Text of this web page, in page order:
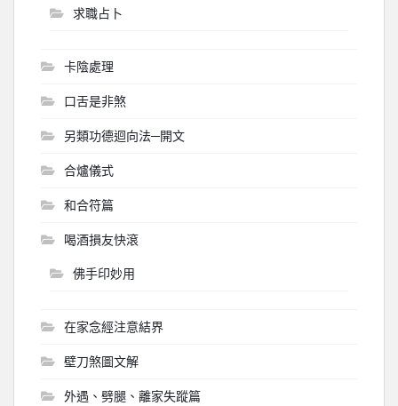
求職占卜
卡陰處理
口舌是非煞
另類功德迴向法─開文
合爐儀式
和合符篇
喝酒損友快滾
佛手印妙用
在家念經注意結界
壁刀煞圖文解
外遇、劈腿、離家失蹤篇